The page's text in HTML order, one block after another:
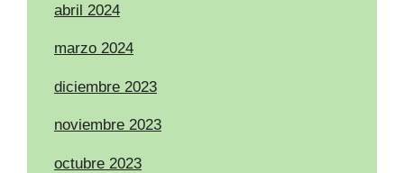
abril 2024
marzo 2024
diciembre 2023
noviembre 2023
octubre 2023